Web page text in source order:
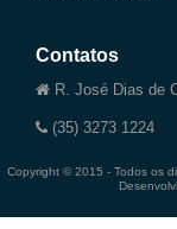
Contatos
R. José Dias de
(35) 3273 1224
Copyright © 2015 - Todos os